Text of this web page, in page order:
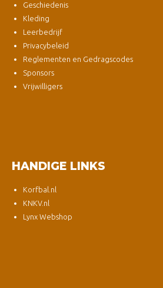
Geschiedenis
Kleding
Leerbedrijf
Privacybeleid
Reglementen en Gedragscodes
Sponsors
Vrijwilligers
HANDIGE LINKS
Korfbal.nl
KNKV.nl
Lynx Webshop